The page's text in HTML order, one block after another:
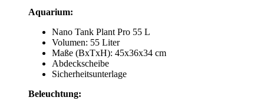
Aquarium:
Nano Tank Plant Pro 55 L
Volumen: 55 Liter
Maße (BxTxH): 45x36x34 cm
Abdeckscheibe
Sicherheitsunterlage
Beleuchtung: